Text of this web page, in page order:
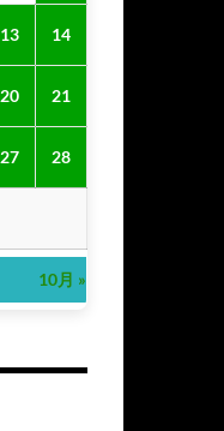
13 14
20 21
27 28
10月 »